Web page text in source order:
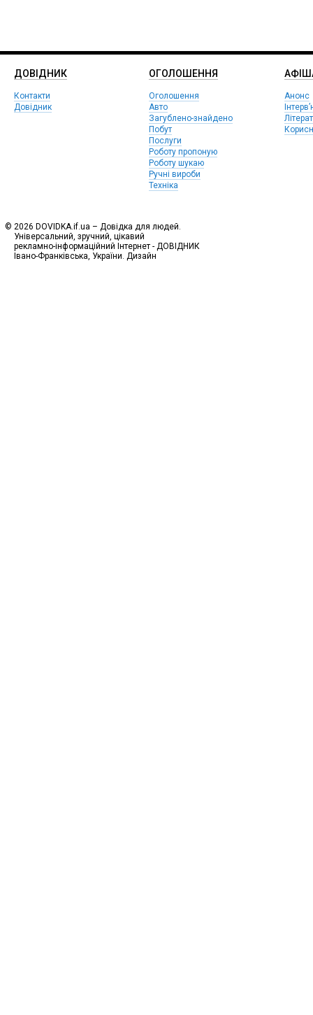
ДОВІДНИК
Контакти
Довідник
ОГОЛОШЕННЯ
Оголошення
Авто
Загублено-знайдено
Побут
Послуги
Роботу пропоную
Роботу шукаю
Ручні вироби
Техніка
Анонс
© 2026 DOVIDKA.if.ua – Довідка для людей.
Універсальний, зручний, цікавий
рекламно-інформаційний Інтернет - ДОВІДНИК
Івано-Франківська, України. Дизайн